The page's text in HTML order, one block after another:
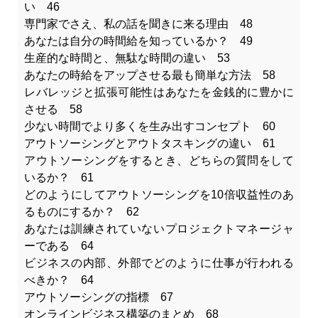
い 46
専門家でさえ、私の話を聞きに来る理由 48
あなたは自分の時間給を知っているか？ 49
生産的な時間と、無駄な時間の違い 53
あなたの時給をアップさせる最も簡単な方法 58
レバレッジと拡張可能性はあなたを金銭的に豊かに
させる 58
少ない時間でより多くを生み出すコンセプト 60
アウトソーシングとアウトタスキングの違い 61
アウトソーシングをするとき、どちらの質問をして
いるか？ 61
どのようにしてアウトソーシングを10倍収益性のあ
るものにするか？ 62
あなたは訓練されていないプロジェクトマネージャ
ーである 64
ビジネスの内部、外部でどのように仕事が行われる
べきか？ 64
アウトソーシングの指標 67
オンラインビジネス構築のまとめ 68